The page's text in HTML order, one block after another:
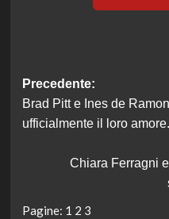
Navigazione
articolo
Precedente:
Brad Pitt e Ines de
ufficialmente il loro amore.
Chiara Ferragni
Pagine: 1 2 3